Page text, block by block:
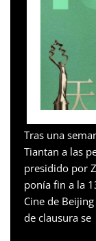
Tras una
Tiantan a las
presidido por
ponía fin a la
Cine de
de clausura se